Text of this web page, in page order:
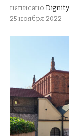
написано
25 ноября 2022